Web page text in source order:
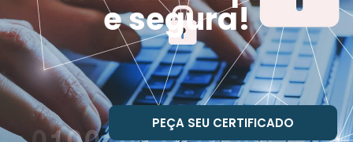
e segura!
PEÇA SEU CERTIFICADO